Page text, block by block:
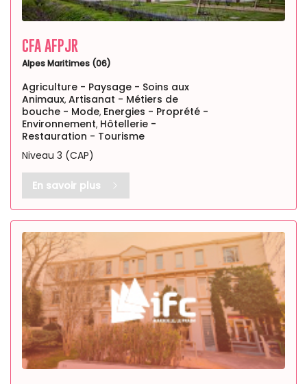
CFA AFPJR
Alpes Maritimes (06)
Agriculture - Paysage - Soins aux
Animaux, Artisanat - Métiers de
bouche - Mode, Energies - Proprété -
Environnement, Hôtellerie -
Restauration - Tourisme
Niveau 3 (CAP)
En savoir plus